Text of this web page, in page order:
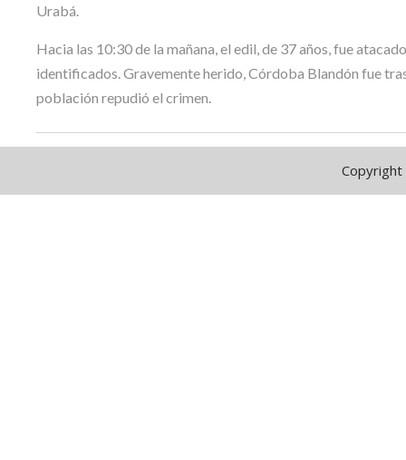
Urabá.
Hacia las 10:30 de la mañana, el edil, de 37 años, fue
identificados. Gravemente herido, Córdoba Blandón fue
población repudió el crimen.
Copyright